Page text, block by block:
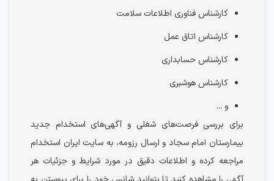
کارشناس فناوری اطلاعات سلامت
کارشناس اتاق عمل
کارشناس حسابداری
کارشناس هوشبری
و ...
برای بررسی فرصت‌های شغلی و آگهی‌های استخدام جدید
بیمارستان امام سجاد و ارسال رزومه، به سایت ایران استخدام
مراجعه کرده و اطلاعات دقیق در مورد شرایط و جزئیات هر